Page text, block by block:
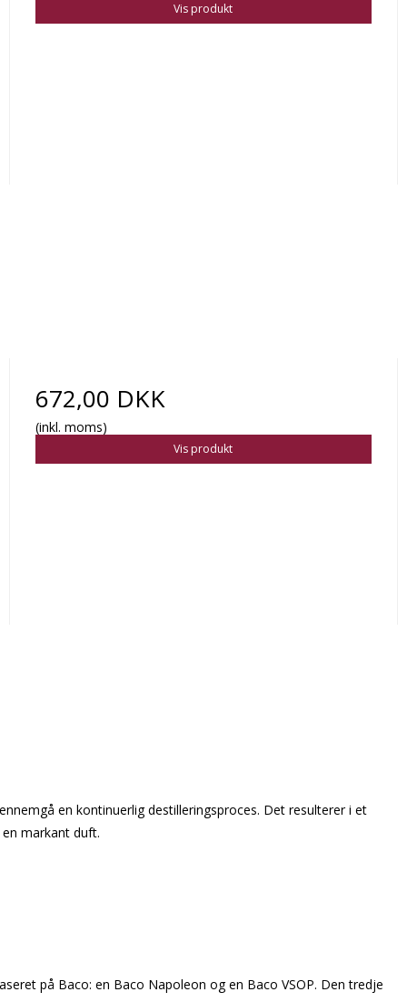
Vis produkt
672,00 DKK
(inkl. moms)
Vis produkt
en kontinuerlig destilleringsproces. Det resulterer i et
markant duft.
på Baco: en Baco Napoleon og en Baco VSOP. Den tredje